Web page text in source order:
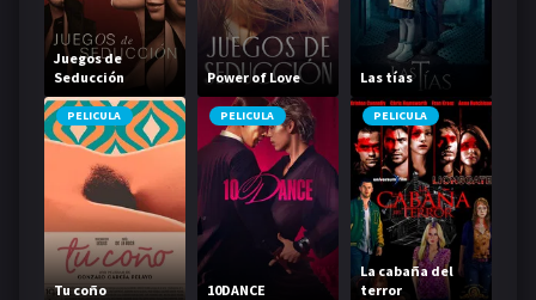
Juegos de
Seducción
Power of Love Las tías
PELICULA
Tu coño
PELICULA
10DANCE
PELICULA
La cabaña del
terror